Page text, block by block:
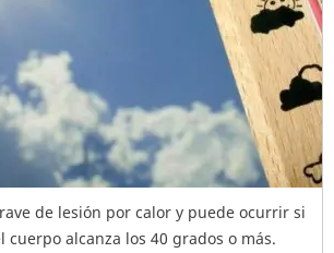
de lesión por calor y puede ocurrir si
alcanza los 40 grados o más.